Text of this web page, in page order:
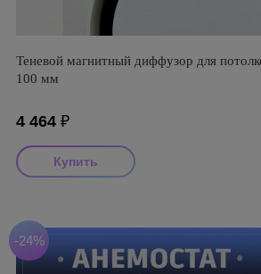
Теневой магнитный диффузор для
100 мм
4 464 ₽
-24%